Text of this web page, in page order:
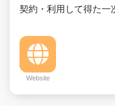
契約・利用して得た一
Website